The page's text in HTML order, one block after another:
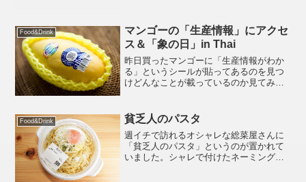
Food&Drink
マンゴーの「生産情報」にアクセ
ス＆「象の日」in Thai
昨日買ったマンゴーに「生産情報がわか
る」というシールが貼ってあるのを見つ
けどんなことが載っているのか見てみた
目に入らずQRコードを読み取って携帯で
アクセスしたのですが、...
Food&Drink 貧乏人のパスタ
週イチで訪れるオシャレな総菜屋さんに
「貧乏人のパスタ」というのが置かれて
いました。シャレで付けたネーミングな